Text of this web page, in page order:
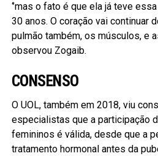
‘’mas o fato é que ela já teve
30 anos. O coração vai continuar
pulmão também, os músculos, e
observou Zogaib.
CONSENSO
O UOL, também em 2018, viu
especialistas que a participação
femininos é válida, desde que a
tratamento hormonal antes da